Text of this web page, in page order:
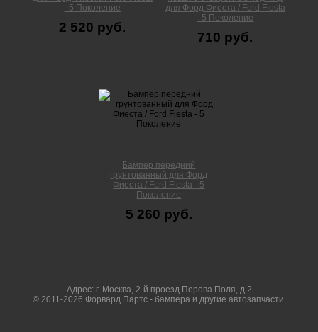
- 5 Поколение
2 520 руб.
для Форд Фиеста / Ford Fiesta
- 5 Поколение
710 руб.
Бампер передний
грунтованный для Форд
Фиеста / Ford Fiesta - 5
Поколение
5 260 руб.
Адрес: г. Москва, 2-й проезд Перова Поля, д.2
© 2011-2026 Форвард Партс - бампера и другие автозапчасти.